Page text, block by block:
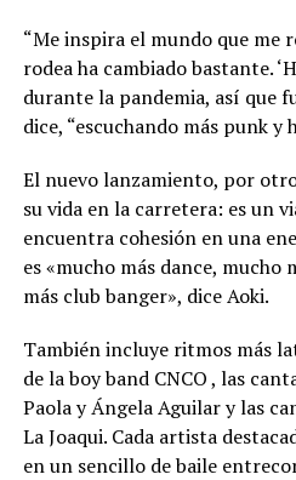
“Me inspira el mundo que me
rodea ha cambiado bastante.
durante la pandemia, así que
dice, “escuchando más punk y
El nuevo lanzamiento, por
su vida en la carretera: es un
encuentra cohesión en una
es «mucho más dance,
más club banger», dice Aoki.
También incluye ritmos más
de la boy band CNCO , las
Paola y Ángela Aguilar y las
La Joaqui. Cada artista
en un sencillo de baile